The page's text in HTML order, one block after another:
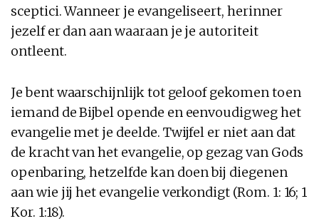
sceptici. Wanneer je evangeliseert, herinner
jezelf er dan aan waaraan je je autoriteit
ontleent.
Je bent waarschijnlijk tot geloof gekomen toen
iemand de Bijbel opende en eenvoudigweg het
evangelie met je deelde. Twijfel er niet aan dat
de kracht van het evangelie, op gezag van Gods
openbaring, hetzelfde kan doen bij diegenen
aan wie jij het evangelie verkondigt (Rom. 1: 16; 1
Kor. 1:18).